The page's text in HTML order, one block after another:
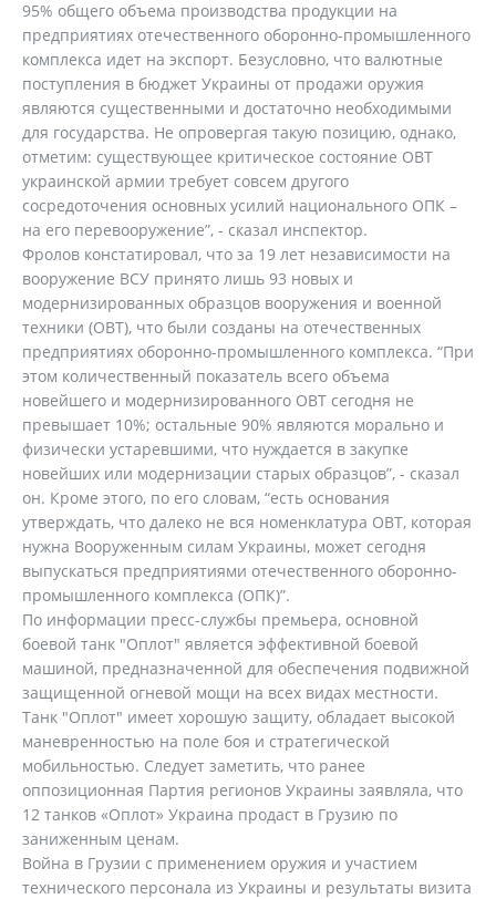
95% общего объема производства продукции на
предприятиях отечественного оборонно-промышленного
комплекса идет на экспорт. Безусловно, что валютные
поступления в бюджет Украины от продажи оружия
являются существенными и достаточно необходимыми
для государства. Не опровергая такую позицию, однако,
отметим: существующее критическое состояние ОВТ
украинской армии требует совсем другого
сосредоточения основных усилий национального ОПК –
на его перевооружение”, - сказал инспектор.
Фролов констатировал, что за 19 лет независимости на
вооружение ВСУ принято лишь 93 новых и
модернизированных образцов вооружения и военной
техники (ОВТ), что были созданы на отечественных
предприятиях оборонно-промышленного комплекса. “При
этом количественный показатель всего объема
новейшего и модернизированного ОВТ сегодня не
превышает 10%; остальные 90% являются морально и
физически устаревшими, что нуждается в закупке
новейших или модернизации старых образцов”, - сказал
он. Кроме этого, по его словам, “есть основания
утверждать, что далеко не вся номенклатура ОВТ, которая
нужна Вооруженным силам Украины, может сегодня
выпускаться предприятиями отечественного оборонно-
промышленного комплекса (ОПК)”.
По информации пресс-службы премьера, основной
боевой танк "Оплот" является эффективной боевой
машиной, предназначенной для обеспечения подвижной
защищенной огневой мощи на всех видах местности.
Танк "Оплот" имеет хорошую защиту, обладает высокой
маневренностью на поле боя и стратегической
мобильностью. Следует заметить, что ранее
оппозиционная Партия регионов Украины заявляла, что
12 танков «Оплот» Украина продаст в Грузию по
заниженным ценам.
Война в Грузии с применением оружия и участием
технического персонала из Украины и результаты визита